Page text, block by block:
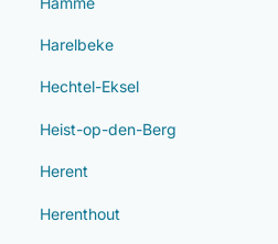
Harelbeke
Hechtel-Eksel
Heist-op-den-Berg
Herent
Herenthout